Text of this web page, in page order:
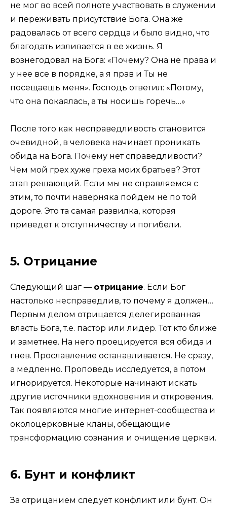
не мог во всей полноте участвовать в служении
и переживать присутствие Бога. Она же
радовалась от всего сердца и было видно, что
благодать изливается в ее жизнь. Я
вознегодовал на Бога: «Почему? Она не права и
у нее все в порядке, а я прав и Ты не
посещаешь меня». Господь ответил: «Потому,
что она покаялась, а ты носишь горечь…»
После того как несправедливость становится
очевидной, в человека начинает проникать
обида на Бога. Почему нет справедливости?
Чем мой грех хуже греха моих братьев? Этот
этап решающий. Если мы не справляемся с
этим, то почти наверняка пойдем не по той
дороге. Это та самая развилка, которая
приведет к отступничеству и погибели.
5. Отрицание
Следующий шаг — отрицание. Если Бог
настолько несправедлив, то почему я должен…
Первым делом отрицается делегированная
власть Бога, т.е. пастор или лидер. Тот кто ближе
и заметнее. На него проецируется вся обида и
гнев. Прославление останавливается. Не сразу,
а медленно. Проповедь исследуется, а потом
игнорируется. Некоторые начинают искать
другие источники вдохновения и откровения.
Так появляются многие интернет-сообщества и
околоцерковные кланы, обещающие
трансформацию сознания и очищение церкви.
6. Бунт и конфликт
За отрицанием следует конфликт или бунт. Он